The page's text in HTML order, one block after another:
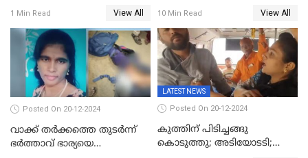
1 Min Read View All
ജീവപര്യന്തം
10 Min Read View All
Posted On 20-12-2024
വാക്ക് തര്‍ക്കത്തെ തുടര്‍ന്ന്
ഭര്‍ത്താവ് ഭാര്യയെ
LATEST NEWS
Posted On 20-12-2024
കുത്തിന് പിടിച്ചങ്ങു
കൊടുത്തു; അടിയോടടി;